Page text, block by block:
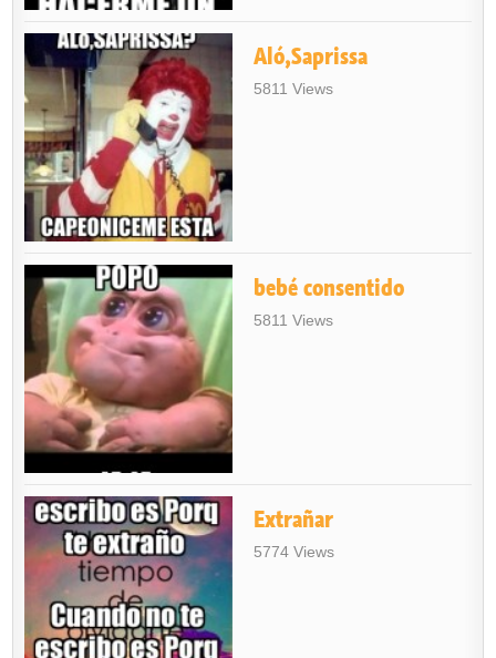
Aló,Saprissa
5811 Views
bebé consentido
5811 Views
Extrañar
5774 Views